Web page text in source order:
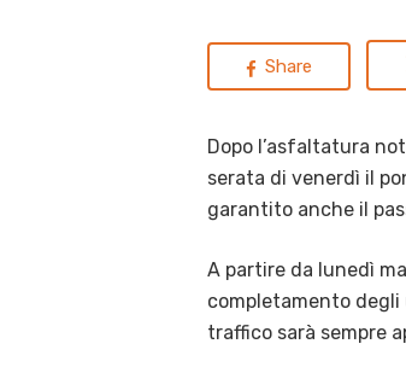
Share
Dopo l’asfaltatura
serata di venerdì il
garantito anche il
A partire da lunedì
completamento
traffico sarà sempre